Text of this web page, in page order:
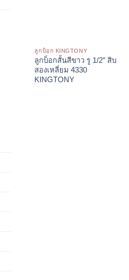
ลูกบ็อก KINGTONY
ลูกบ็อกสั้นสีขาว รู 1/2″ สิบ
สองเหลี่ยม 4330
KINGTONY